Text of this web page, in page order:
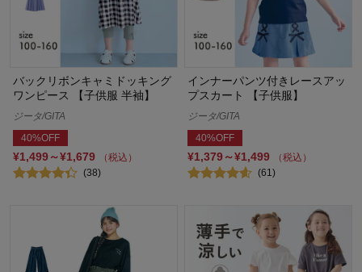
バックリボンキャミドッキング
ワンピース 【子供服 半袖】
ジータ/GITA
40%OFF
¥1,499～¥1,679
（税込）
(38)
インナーパンツ付きレースアッ
プスカート 【子供服】
ジータ/GITA
40%OFF
¥1,379～¥1,499
（税込）
(61)